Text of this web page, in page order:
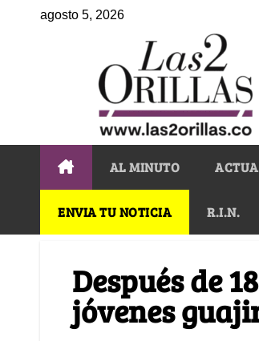
agosto 5, 2026
AL MINUTO
ENVIA TU NOTICIA R.I.N.
Después de
jóvenes